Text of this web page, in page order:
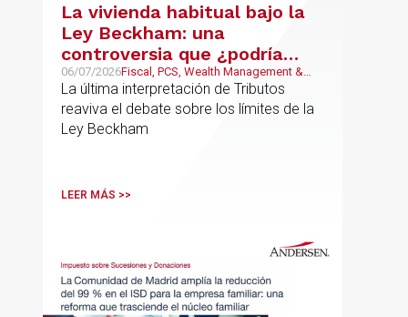
La vivienda habitual bajo la
Ley Beckham: una
controversia que ¿podría
estar llegando a su fin?
06/07/2026Fiscal, PCS, Wealth Management &
Family Business
La última interpretación de Tributos
reaviva el debate sobre los límites de la
Ley Beckham
LEER MÁS >>